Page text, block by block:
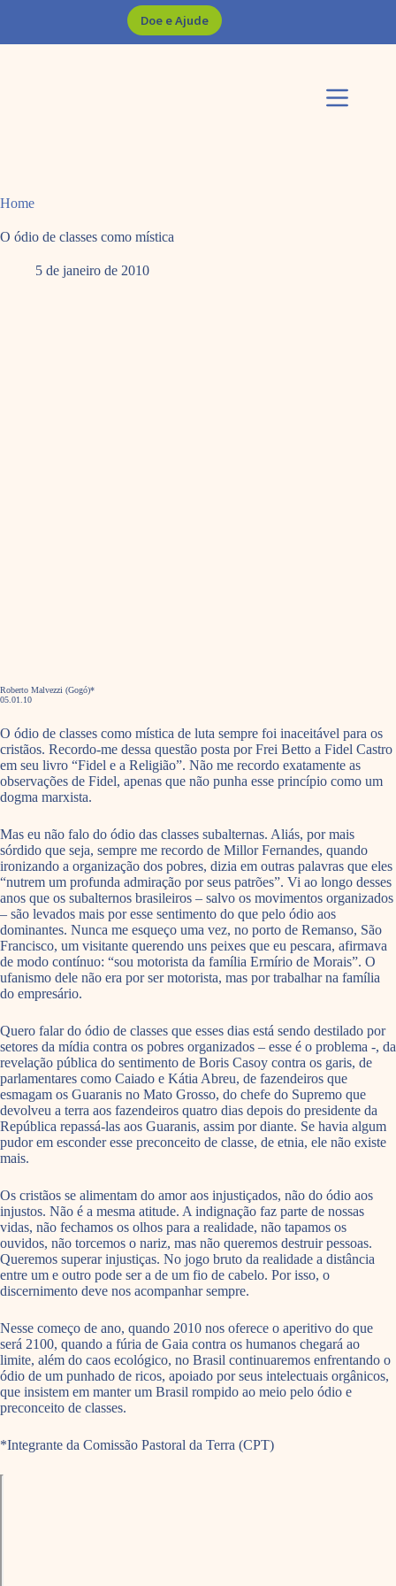
Doe e Ajude
Home
O ódio de classes como mística
5 de janeiro de 2010
Roberto Malvezzi (Gogó)*
05.01.10
O ódio de classes como mística de luta sempre foi inaceitável para os
cristãos. Recordo-me dessa questão posta por Frei Betto a Fidel Castro
em seu livro “Fidel e a Religião”. Não me recordo exatamente as
observações de Fidel, apenas que não punha esse princípio como um
dogma marxista.
Mas eu não falo do ódio das classes subalternas. Aliás, por mais
sórdido que seja, sempre me recordo de Millor Fernandes, quando
ironizando a organização dos pobres, dizia em outras palavras que eles
“nutrem um profunda admiração por seus patrões”. Vi ao longo desses
anos que os subalternos brasileiros – salvo os movimentos organizados
– são levados mais por esse sentimento do que pelo ódio aos
dominantes. Nunca me esqueço uma vez, no porto de Remanso, São
Francisco, um visitante querendo uns peixes que eu pescara, afirmava
de modo contínuo: “sou motorista da família Ermírio de Morais”. O
ufanismo dele não era por ser motorista, mas por trabalhar na família
do empresário.
Quero falar do ódio de classes que esses dias está sendo destilado por
setores da mídia contra os pobres organizados – esse é o problema -, da
revelação pública do sentimento de Boris Casoy contra os garis, de
parlamentares como Caiado e Kátia Abreu, de fazendeiros que
esmagam os Guaranis no Mato Grosso, do chefe do Supremo que
devolveu a terra aos fazendeiros quatro dias depois do presidente da
República repassá-las aos Guaranis, assim por diante. Se havia algum
pudor em esconder esse preconceito de classe, de etnia, ele não existe
mais.
Os cristãos se alimentam do amor aos injustiçados, não do ódio aos
injustos. Não é a mesma atitude. A indignação faz parte de nossas
vidas, não fechamos os olhos para a realidade, não tapamos os
ouvidos, não torcemos o nariz, mas não queremos destruir pessoas.
Queremos superar injustiças. No jogo bruto da realidade a distância
entre um e outro pode ser a de um fio de cabelo. Por isso, o
discernimento deve nos acompanhar sempre.
Nesse começo de ano, quando 2010 nos oferece o aperitivo do que
será 2100, quando a fúria de Gaia contra os humanos chegará ao
limite, além do caos ecológico, no Brasil continuaremos enfrentando o
ódio de um punhado de ricos, apoiado por seus intelectuais orgânicos,
que insistem em manter um Brasil rompido ao meio pelo ódio e
preconceito de classes.
*Integrante da Comissão Pastoral da Terra (CPT)